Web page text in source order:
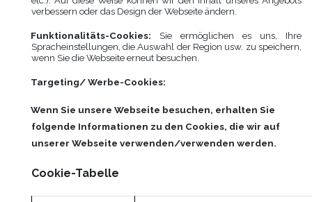
verbessern oder das Design der Webseite ändern.
Funktionalitäts-Cookies: Sie ermöglichen es uns, Ihre
Spracheinstellungen, die Auswahl der Region usw. zu speichern,
wenn Sie die Webseite erneut besuchen.
Targeting/ Werbe-Cookies:
Wenn Sie unsere Webseite besuchen, erhalten Sie
folgende Informationen zu den Cookies, die wir auf
unserer Webseite verwenden/verwenden werden.
Cookie-Tabelle